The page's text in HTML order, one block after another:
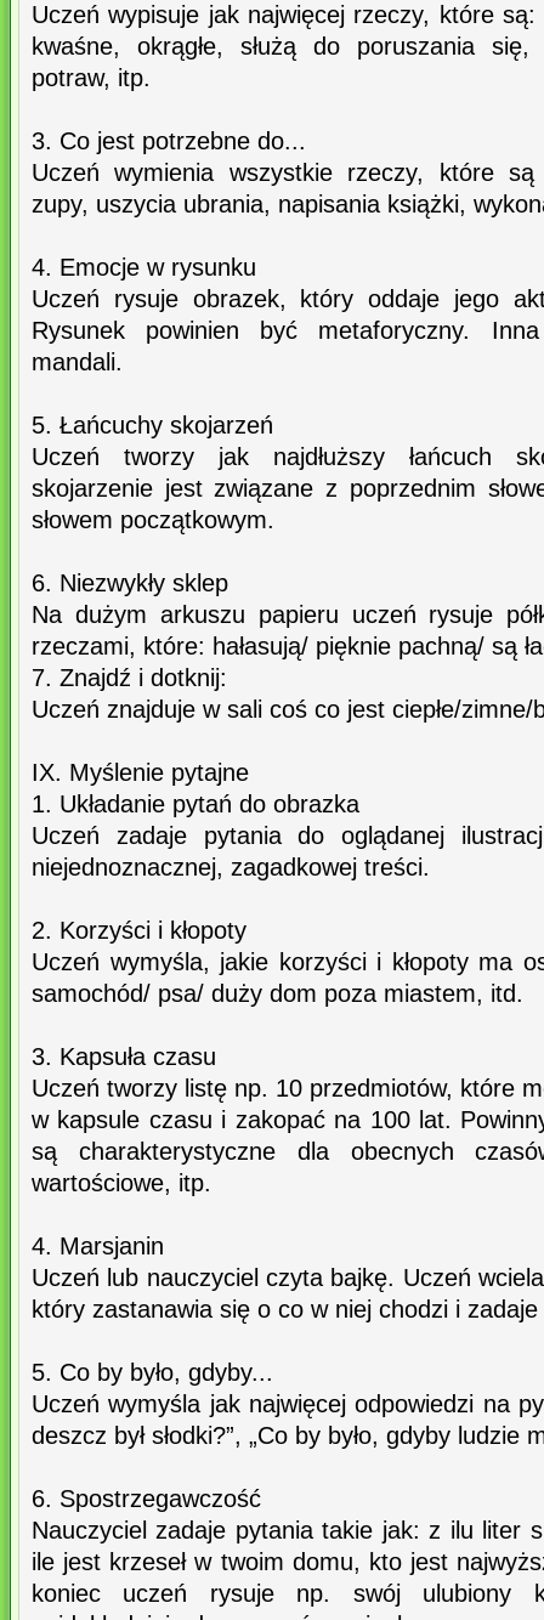
Uczeń wypisuje jak najwięcej rzeczy, które
kwaśne, okrągłe, służą do poruszania się,
potraw, itp.
3. Co jest potrzebne do...
Uczeń wymienia wszystkie rzeczy, które
zupy, uszycia ubrania, napisania książki,
4. Emocje w rysunku
Uczeń rysuje obrazek, który oddaje jego
Rysunek powinien być metaforyczny.
mandali.
5. Łańcuchy skojarzeń
Uczeń tworzy jak najdłuższy łańcuch
skojarzenie jest związane z poprzednim
słowem początkowym.
6. Niezwykły sklep
Na dużym arkuszu papieru uczeń rysuje
rzeczami, które: hałasują/ pięknie pachną/ są
7. Znajdź i dotknij:
Uczeń znajduje w sali coś co jest ciepłe/zimne/
IX. Myślenie pytajne
1. Układanie pytań do obrazka
Uczeń zadaje pytania do oglądanej
niejednoznacznej, zagadkowej treści.
2. Korzyści i kłopoty
Uczeń wymyśla, jakie korzyści i kłopoty ma
samochód/ psa/ duży dom poza miastem, itd.
3. Kapsuła czasu
Uczeń tworzy listę np. 10 przedmiotów, które
w kapsule czasu i zakopać na 100 lat.
są charakterystyczne dla obecnych
wartościowe, itp.
4. Marsjanin
Uczeń lub nauczyciel czyta bajkę. Uczeń
który zastanawia się o co w niej chodzi i
5. Co by było, gdyby...
Uczeń wymyśla jak najwięcej odpowiedzi na
deszcz był słodki?”, „Co by było, gdyby ludzie
6. Spostrzegawczość
Nauczyciel zadaje pytania takie jak: z ilu liter
ile jest krzeseł w twoim domu, kto jest
koniec uczeń rysuje np. swój ulubiony